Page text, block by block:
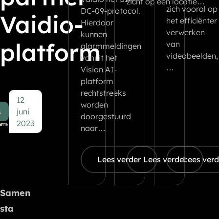
Vaidio-
platform
12
juni
2023
Samen
sta
DC-09-protocol.
Hierdoor
kunnen
alarmmeldingen
vanuit het
Vision AI-
platform
rechtstreeks
worden
doorgestuurd
naar…
Lees verder Lees verder
zich vooral op
het efficiënter
verwerken
van
videobeelden,
…
Lees